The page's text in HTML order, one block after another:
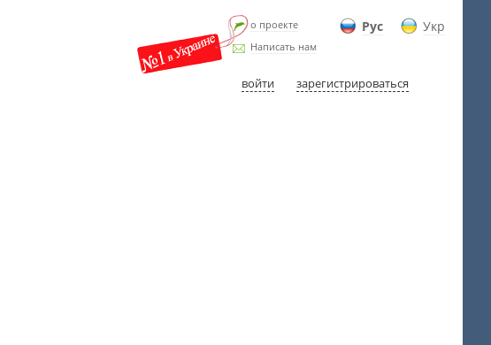
Рус Укр
о проекте
Написать нам
войти зарегистрироваться